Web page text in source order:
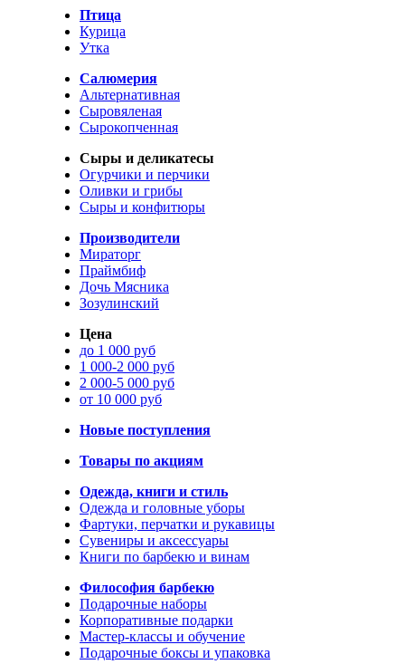
Птица
Курица
Утка
Салюмерия
Альтернативная
Сыровяленая
Сырокопченная
Сыры и деликатесы
Огурчики и перчики
Оливки и грибы
Сыры и конфитюры
Производители
Мираторг
Праймбиф
Дочь Мясника
Зозулинский
Цена
до 1 000 руб
1 000-2 000 руб
2 000-5 000 руб
от 10 000 руб
Новые поступления
Товары по акциям
Одежда, книги и стиль
Одежда и головные уборы
Фартуки, перчатки и рукавицы
Сувениры и аксессуары
Книги по барбекю и винам
Философия барбекю
Подарочные наборы
Корпоративные подарки
Мастер-классы и обучение
Подарочные боксы и упаковка